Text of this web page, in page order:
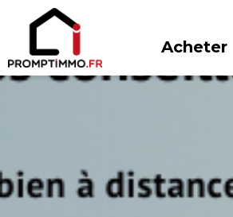
Acheter